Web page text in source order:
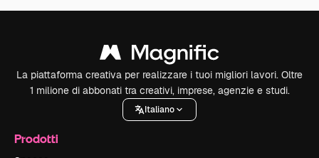
La piattaforma creativa per realizzare i tuoi migliori lavori. Oltre
1 milione di abbonati tra creativi, imprese, agenzie e studi.
Italiano
Prodotti